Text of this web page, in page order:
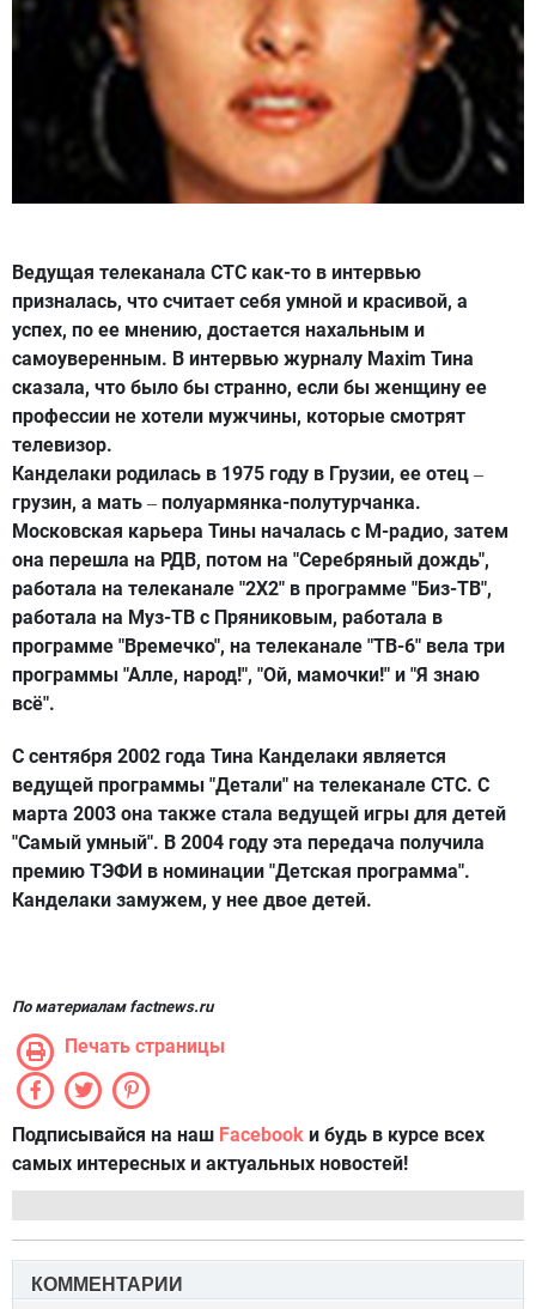
Ведущая телеканала СТС как-то в интервью
призналась, что считает себя умной и красивой, а
успех, по ее мнению, достается нахальным и
самоуверенным. В интервью журналу Maxim Тина
сказала, что было бы странно, если бы женщину ее
профессии не хотели мужчины, которые смотрят
телевизор.
Канделаки родилась в 1975 году в Грузии, ее отец –
грузин, а мать – полуармянка-полутурчанка.
Московская карьера Тины началась с М-радио, затем
она перешла на РДВ, потом на "Серебряный дождь",
работала на телеканале "2Х2" в программе "Биз-ТВ",
работала на Mуз-ТВ с Пряниковым, работала в
программе "Времечко", на телеканале "ТВ-6" вела три
программы "Алле, народ!", "Ой, мамочки!" и "Я знаю
всё".
С сентября 2002 года Тина Канделаки является
ведущей программы "Детали" на телеканале СТС. С
марта 2003 она также стала ведущей игры для детей
"Самый умный". В 2004 году эта передача получила
премию ТЭФИ в номинации "Детская программа".
Канделаки замужем, у нее двое детей.
По материалам factnews.ru
Печать страницы
Подписывайся на наш Facebook и будь в курсе всех
самых интересных и актуальных новостей!
КОММЕНТАРИИ